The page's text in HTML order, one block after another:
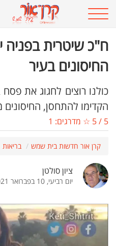
ח"כ שיטרית בפניה
החיסונים בעיר
כולנו רוצים לחגוג את
הקדימו להתחסן,
5
/
5 ☆ מדרגים: 1
קרן אור חדשות בית שמש בריאות
ציון סולטן
יום רביעי, 10 בפברואר 2021, 04:46